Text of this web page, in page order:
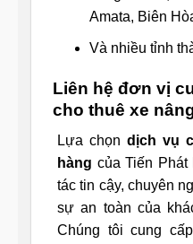
Amata, Biên
Và nhiều tỉnh
Liên hệ đơn vị
cho thuê xe
Lựa chọn dịch vụ
hàng của Tiến
tác tin cậy, chuyên
sự an toàn của
Chúng tôi cung cấp